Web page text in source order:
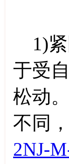
1)紧
于受
松动
不同
2NJ-